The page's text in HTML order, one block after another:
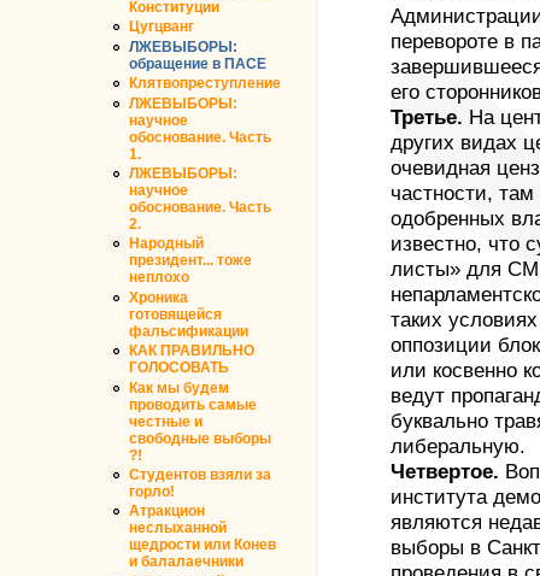
Конституции
Цугцванг
ЛЖЕВЫБОРЫ:
обращение в ПАСЕ
Клятвопреступление
ЛЖЕВЫБОРЫ:
научное
обоснование. Часть
1.
ЛЖЕВЫБОРЫ:
научное
обоснование. Часть
2.
Народный
президент... тоже
неплохо
Хроника
готовящейся
фальсификации
КАК ПРАВИЛЬНО
ГОЛОСОВАТЬ
Как мы будем
проводить самые
честные и
свободные выборы
?!
Студентов взяли за
горло!
Атракцион
неслыханной
щедрости или Конев
и балалаечники
перевороте в
его
Третье. На
других видах
очевидная
частности,
одобренных
известно, что
листы» для
таких
оппозиции
или косвенно
ведут
буквально
либеральную.
Четвертое.
института
являются
выборы в